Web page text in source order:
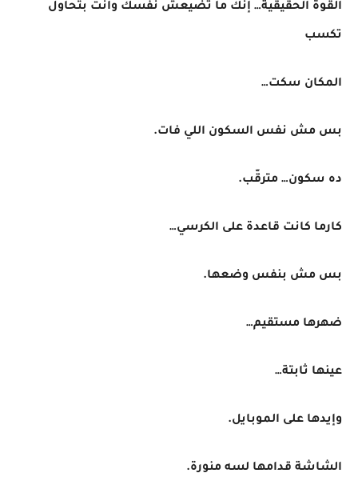
القوة الحقيقية… إنك ما تضيعش نفسك وانت بتحاول
تكسب
المكان سكت…
بس مش نفس السكون اللي فات.
ده سكون… مترقّب.
كارما كانت قاعدة على الكرسي…
بس مش بنفس وضعها.
ضهرها مستقيم…
عينها ثابتة…
وإيدها على الموبايل.
الشاشة قدامها لسه منورة.